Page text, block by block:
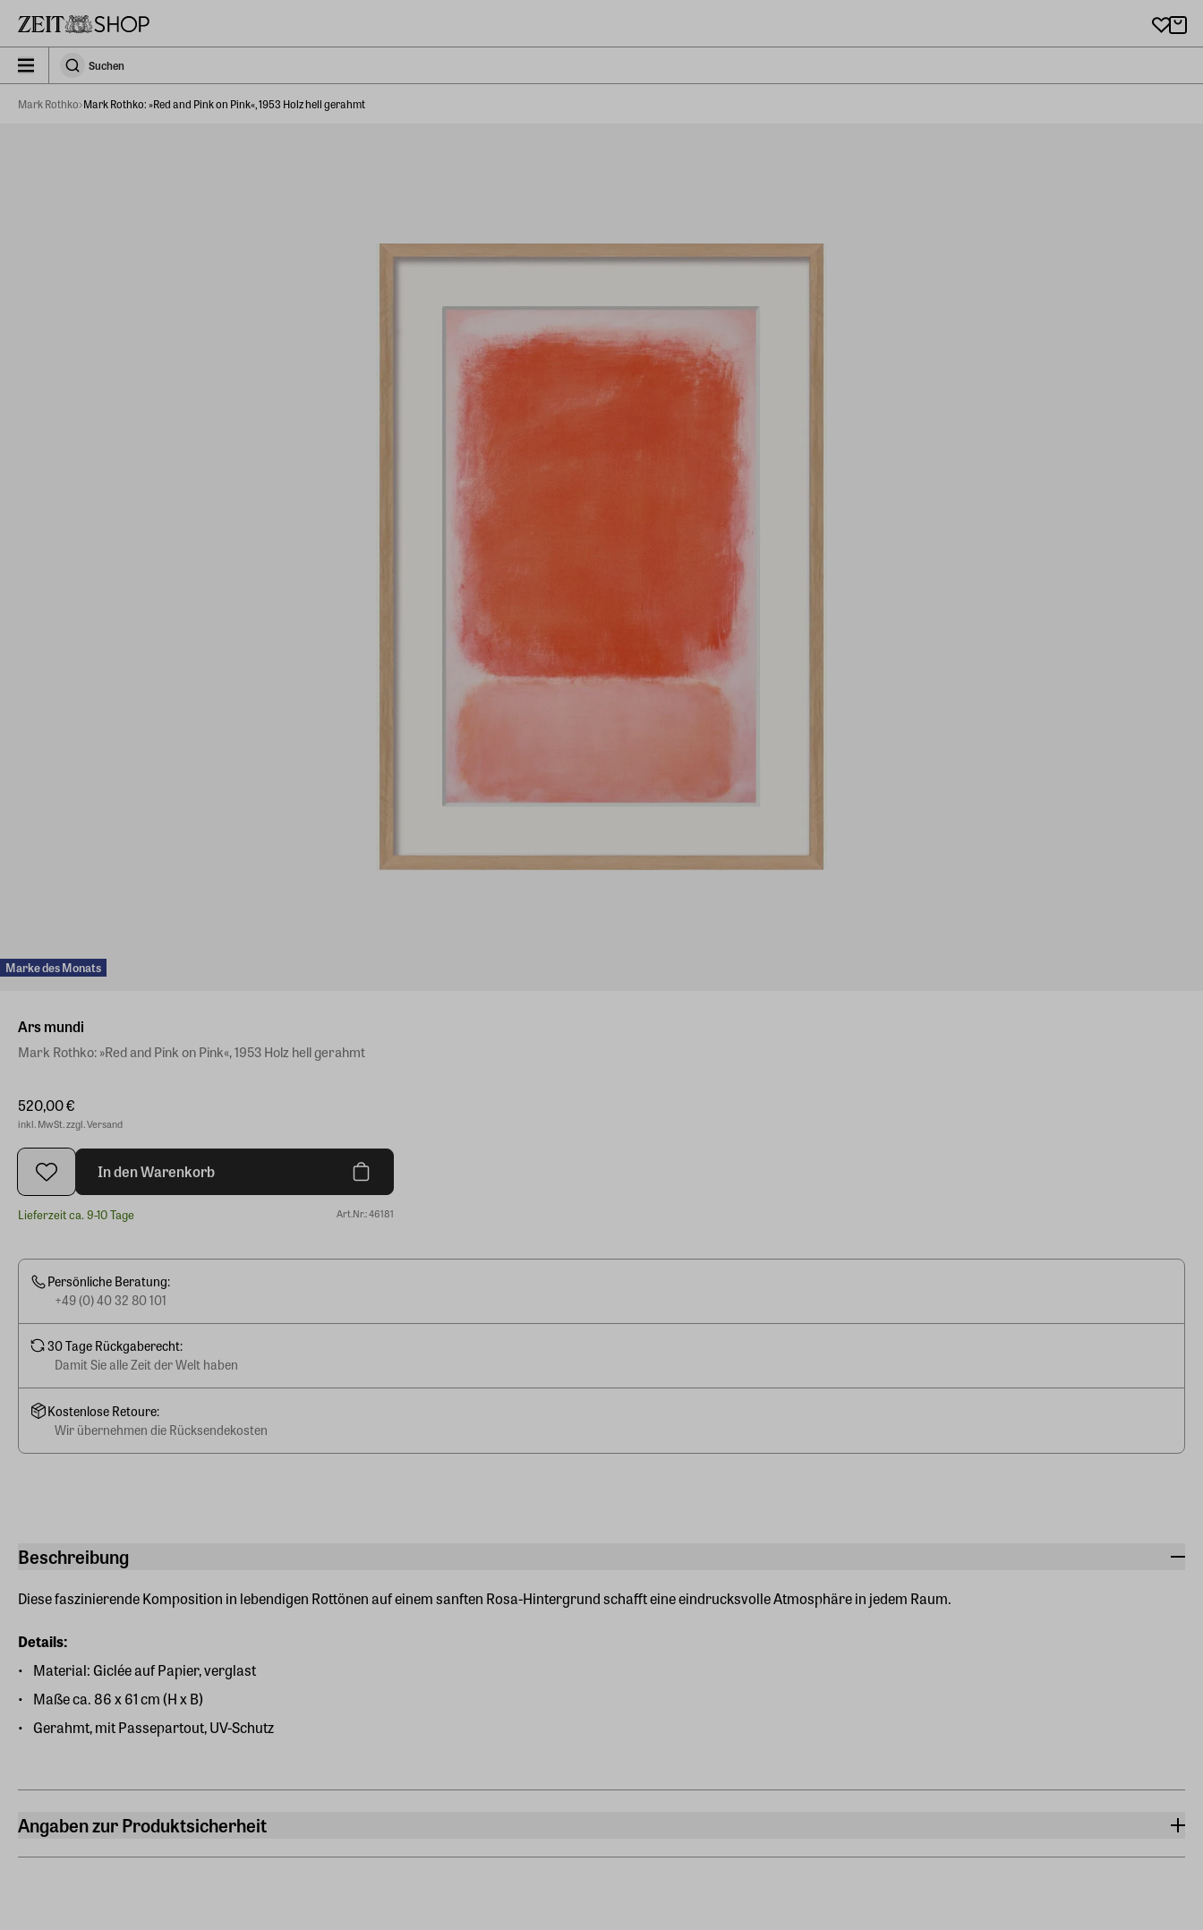
zeit_storefront.components.search.collapsed
SuchenSuchen
Mark Rothko Mark Rothko: »Red and Pink on Pink«, 1953 Holz hell gerahmt
Marke des Monats
Beschreibung
Diese faszinierende Komposition in lebendigen Rottönen auf einem sanften Rosa-Hintergrund schafft eine eindrucksvolle Atmosphäre in jedem Raum.
Details:
Material: Giclée auf Papier, verglast
Maße ca. 86 x 61 cm (H x B)
Gerahmt, mit Passepartout, UV-Schutz
Angaben zur Produktsicherheit
Ars mundi
Mark Rothko: »Red and Pink on Pink«, 1953 Holz hell gerahmt
520,00 €
inkl. MwSt. zzgl. Versand
In den Warenkorb
Lieferzeit ca. 9-10 Tage Art.Nr.: 46181
Persönliche Beratung:
+49 (0) 40 32 80 101
30 Tage Rückgaberecht:
Damit Sie alle Zeit der Welt haben
Kostenlose Retoure:
Wir übernehmen die Rücksendekosten